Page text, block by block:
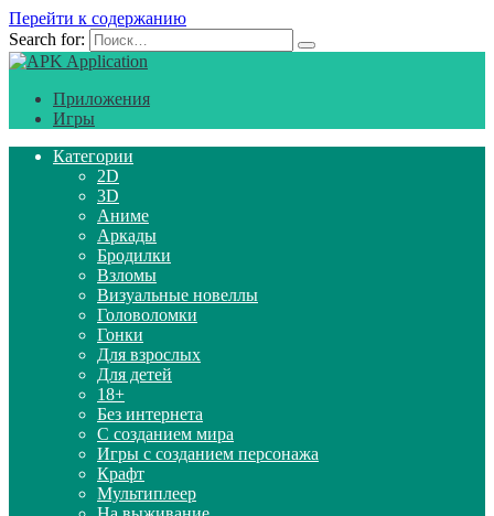
Перейти к содержанию
Search for:
Приложения
Игры
Категории
2D
3D
Аниме
Аркады
Бродилки
Взломы
Визуальные новеллы
Головоломки
Гонки
Для взрослых
Для детей
18+
Без интернета
С созданием мира
Игры с созданием персонажа
Крафт
Мультиплеер